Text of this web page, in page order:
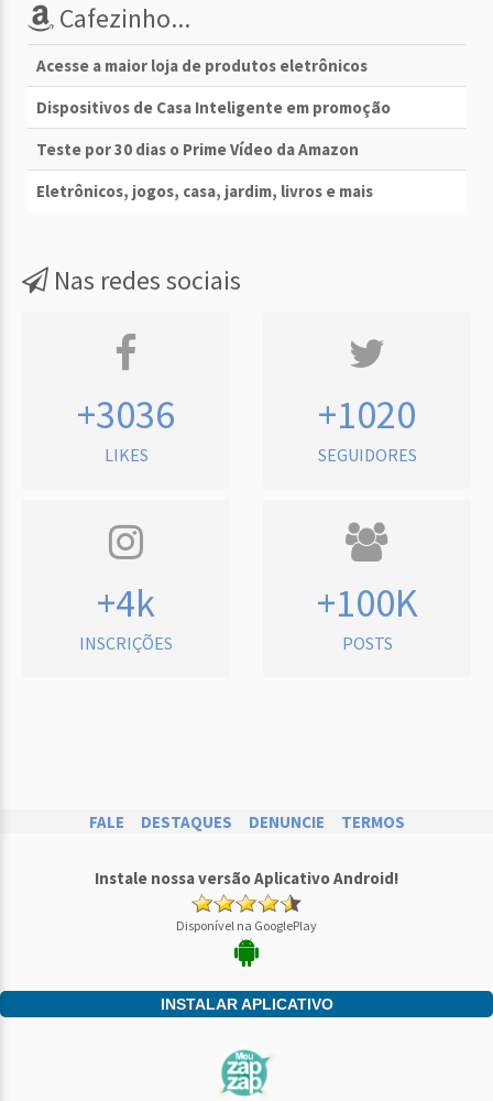
Cafezinho...
Acesse a maior loja de produtos eletrônicos
Dispositivos de Casa Inteligente em promoção
Teste por 30 dias o Prime Vídeo da Amazon
Eletrônicos, jogos, casa, jardim, livros e mais
Nas redes sociais
+3036
LIKES
+1020
SEGUIDORES
+4k
INSCRIÇÕES
+100K
POSTS
FALE DESTAQUES DENUNCIE TERMOS
Instale nossa versão Aplicativo Android!
Disponível na GooglePlay
INSTALAR APLICATIVO